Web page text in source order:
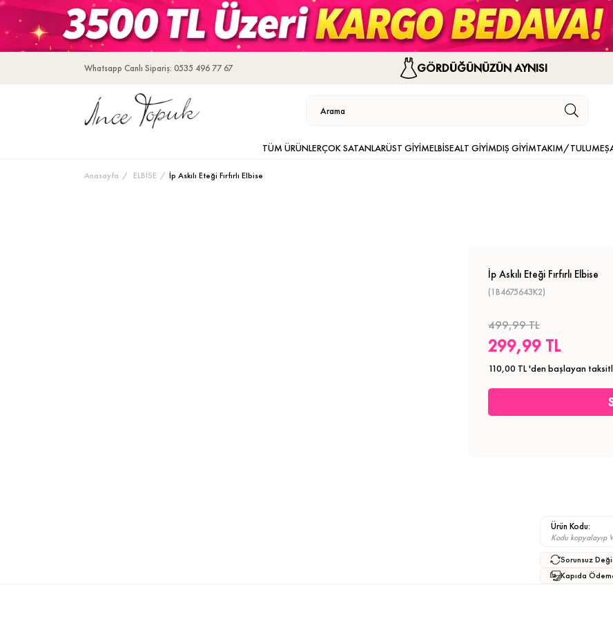
Whatsapp Canlı Sipariş: 0535 496 77 67 GÖRDÜĞÜNÜZÜN AYNISI
TÜM ÜRÜNLERÇOK SATANLARÜST GİYİMELBİSEALT GİYİMDIŞ GİYİMTAKIM/TULUM
Anasayfa ELBİSE İp Askılı Eteği Fırfırlı Elbise
İp Askılı Eteği Fırfırlı Elbise
(1B4675643K2)
499,99 TL
299,99 TL
110,00 TL'den başlayan
Ürün Kodu:
Kodu kopyalayıp
Sorunsuz
Kapıda